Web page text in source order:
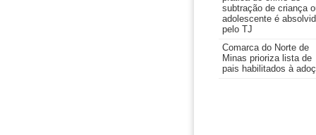
subtração de criança
adolescente é
pelo TJ
Comarca do Norte de
Minas prioriza lista de
pais habilitados à